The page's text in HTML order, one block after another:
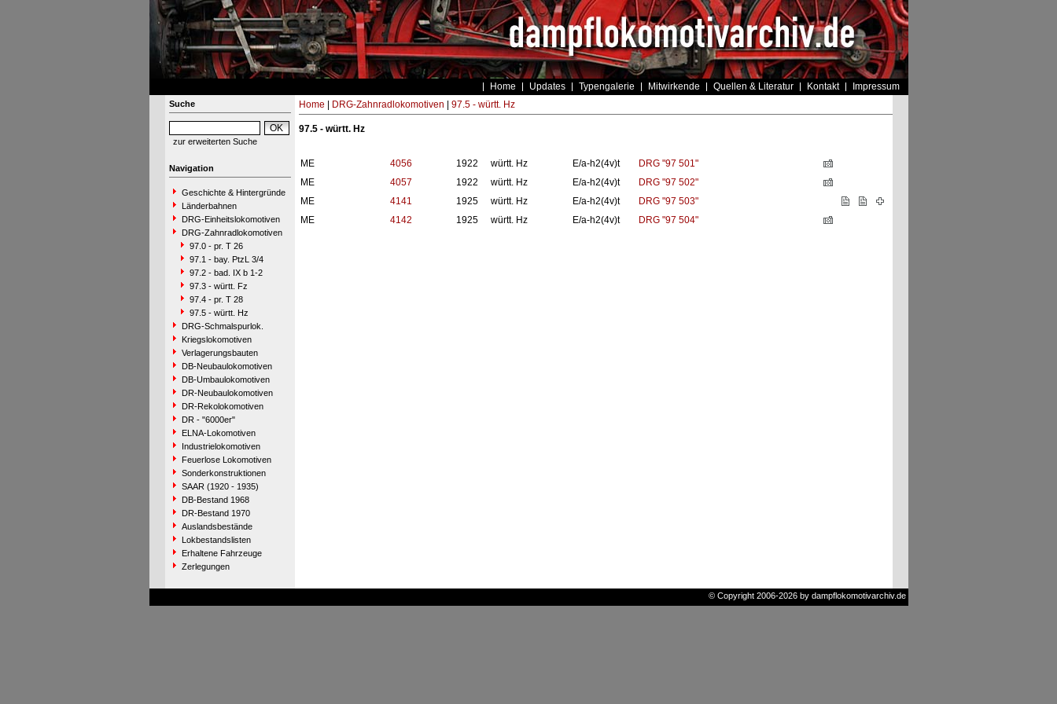
Home Updates Typengalerie Mitwirkende Quellen & Literatur Kontakt Impressum
Suche
zur erweiterten Suche
Navigation
Geschichte & Hintergründe
Länderbahnen
DRG-Einheitslokomotiven
DRG-Zahnradlokomotiven
97.0 - pr. T 26
97.1 - bay. PtzL 3/4
97.2 - bad. IX b 1-2
97.3 - württ. Fz
97.4 - pr. T 28
97.5 - württ. Hz
DRG-Schmalspurlok.
Kriegslokomotiven
Verlagerungsbauten
DB-Neubaulokomotiven
DB-Umbaulokomotiven
DR-Neubaulokomotiven
DR-Rekolokomotiven
DR - "6000er"
ELNA-Lokomotiven
Industrielokomotiven
Feuerlose Lokomotiven
Sonderkonstruktionen
SAAR (1920 - 1935)
DB-Bestand 1968
DR-Bestand 1970
Auslandsbestände
Lokbestandslisten
Erhaltene Fahrzeuge
Zerlegungen
Home DRG-Zahnradlokomotiven 97.5 - württ. Hz
97.5 - württ. Hz
ME 4056 1922 württ. Hz E/a-h2(4v)t
DRG "97 501"
ME
4057 1922 württ. Hz E/a-h2(4v)t
DRG "97 502"
ME
4141 1925 württ. Hz E/a-h2(4v)t
DRG "97 503"
ME
4142 1925 württ. Hz E/a-h2(4v)t DRG "97 504"
© Copyright 2006-2026 by dampflokomotivarchiv.de